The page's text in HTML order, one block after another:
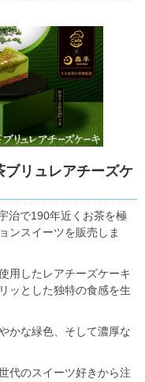
リュレアチーズケ
治で190年近くお茶を極
ンスイーツを販売しま
用したレアチーズケーキ
ッとした独特の食感を生
かな緑色、そして濃厚な
代のスイーツ好きから注